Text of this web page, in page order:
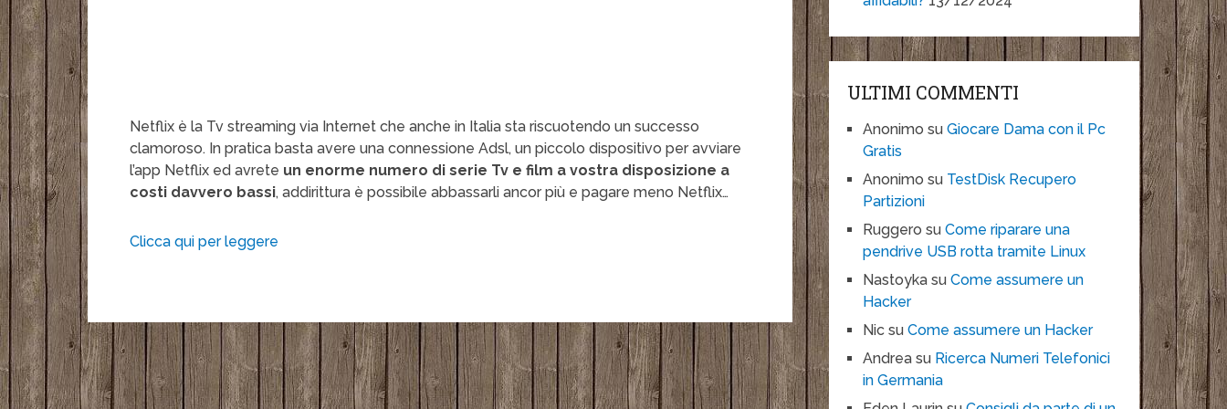
Netflix è la Tv streaming via Internet che anche in Italia sta riscuotendo un successo
clamoroso. In pratica basta avere una connessione Adsl, un piccolo dispositivo per avviare
l’app Netflix ed avrete un enorme numero di serie Tv e film a vostra disposizione a
costi davvero bassi, addirittura è possibile abbassarli ancor più e pagare meno Netflix…
Clicca qui per leggere
ULTIMI COMMENTI
Anonimo suGiocare Dama con il Pc
Gratis
Anonimo su TestDisk Recupero
Partizioni
Ruggero suCome riparare una
pendrive USB rotta tramite Linux
Nastoyka suCome assumere un
Hacker
Nic suCome assumere un Hacker
Andrea su Ricerca Numeri Telefonici
in Germania